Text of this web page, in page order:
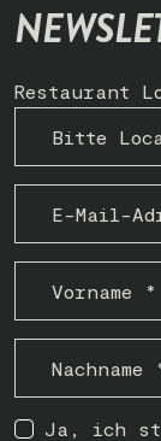
Restaurant
Ja, ich